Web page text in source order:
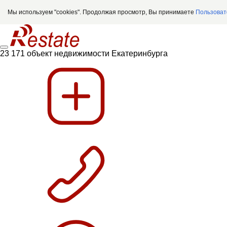
Мы используем "cookies". Продолжая просмотр, Вы принимаете
23 171 объект недвижимости Екатеринбурга